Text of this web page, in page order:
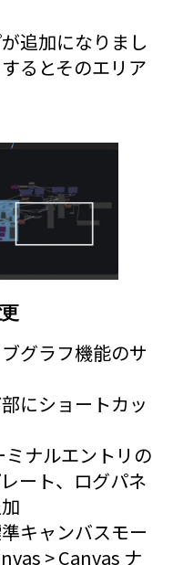
追加になりまし
るとそのエリア
グラフ機能のサ
にショートカッ
ナルエントリの
ート、ログパネ
キャンバスモー
> Canvas ナ